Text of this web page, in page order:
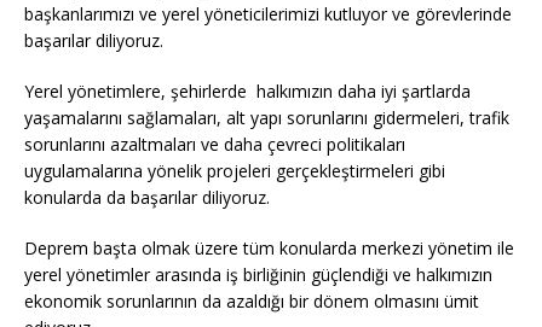
başkanlarımızı ve yerel yöneticilerimizi kutluyor ve görevlerinde
başarılar diliyoruz.
Yerel yönetimlere, şehirlerde halkımızın daha iyi şartlarda
yaşamalarını sağlamaları, alt yapı sorunlarını gidermeleri, trafik
sorunlarını azaltmaları ve daha çevreci politikaları
uygulamalarına yönelik projeleri gerçekleştirmeleri gibi
konularda da başarılar diliyoruz.
Deprem başta olmak üzere tüm konularda merkezi yönetim ile
yerel yönetimler arasında iş birliğinin güçlendiği ve halkımızın
ekonomik sorunlarının da azaldığı bir dönem olmasını ümit